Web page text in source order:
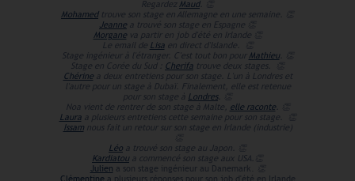
Regardez Maud.
Mohamedtrouve son stage en Allemagne en une semaine.
Jeanne a trouvé son stage en Espagne
Morganeva partir en job d'été en Irlande
Le email de Lisaen direct d'Islande.
Stage ingénieur à l'étranger. C'est tout bon pour Mathieu.
Stage en Corée du Sud : Cherifa trouve deux stages.
Chérinea deux entretiens pour son stage. L'un à Londres et
l'autre pour un stage à Dubaï. Finalement, elle est retenue
pour son stage à Londres.
Noa vient de rentrer de son stage à Malte,
elle raconte.
Lauraa plusieurs entretiens cette semaine pour son stage.
Issamnous fait un retour sur son stage en Irlande (industrie)
Léo a trouvé son stage au Japon.
Kardiatou a commencé son stage aux USA.
Julien a son stage ingénieur au Danemark.